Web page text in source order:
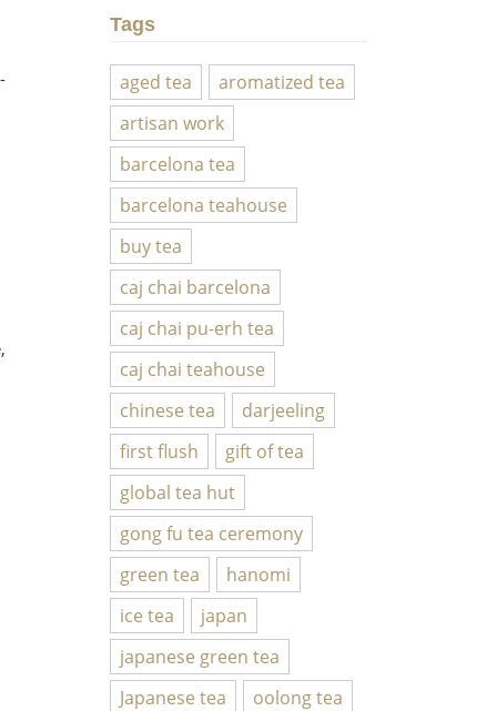
Tags
aged tea
aromatized tea
artisan work
barcelona tea
barcelona teahouse
buy tea
caj chai barcelona
caj chai pu-erh tea
caj chai teahouse
chinese tea
darjeeling
first flush
gift of tea
global tea hut
gong fu tea ceremony
green tea
hanomi
ice tea
japan
japanese green tea
Japanese tea
oolong tea